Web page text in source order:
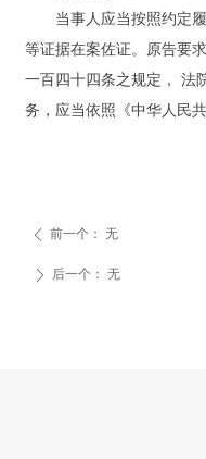
当事人应当按照约定履
等证据在案佐证。原告要
一百四十四条之规定， 法
务，应当依照《中华人民
ꄴ 前一个： 无
ꄲ 后一个： 无